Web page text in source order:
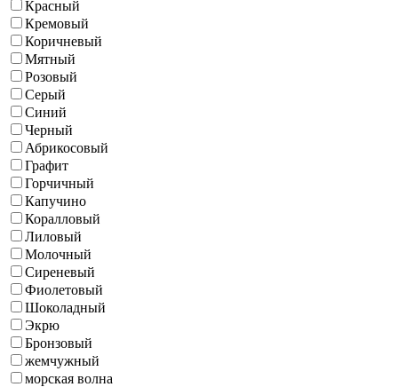
Красный
Кремовый
Коричневый
Мятный
Розовый
Серый
Синий
Черный
Абрикосовый
Графит
Горчичный
Капучино
Коралловый
Лиловый
Молочный
Сиреневый
Фиолетовый
Шоколадный
Экрю
Бронзовый
жемчужный
морская волна